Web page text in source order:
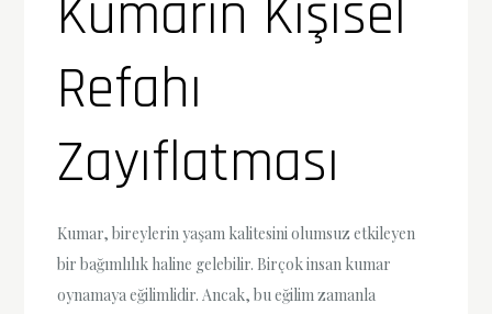
Kumarın Kişisel
Refahı
Zayıflatması
Kumar, bireylerin yaşam kalitesini olumsuz etkileyen
bir bağımlılık haline gelebilir. Birçok insan kumar
oynamaya eğilimlidir. Ancak, bu eğilim zamanla